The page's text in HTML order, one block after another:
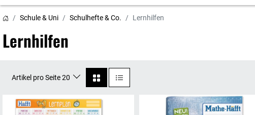
Schule & Uni Schulhefte & Co. Lernhilfen
Lernhilfen
Artikel pro Seite 20